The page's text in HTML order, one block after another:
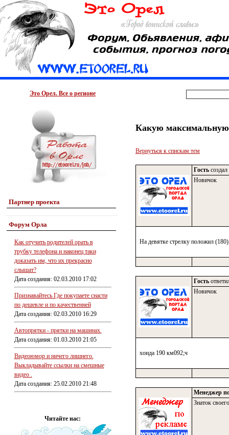
Это Орел. Все о регионе
Партнер проекта
Форум Орла
Как отучить родителей орать в
трубку телефона и наконец таки
доказать им, что их прекрасно
слышат?
Дата создания: 02.03.2010 17:02
Признавайтесь Где покупаете снасти
по дешевле и по качественней
Дата создания: 02.03.2010 16:29
Автопрятки - прятки на машинах.
Дата создания: 01.03.2010 21:05
Видеоюмор и ничего лишнего.
Выкладывайте ссылки на смешные
видео .
Дата создания: 25.02.2010 21:48
Читайте нас:
Какую максимальную
Вернуться к спискам тем
Гость
Новичок
На девятке стрелку положил
Гость
Новичок
хонда 190 км092;ч
Менеджер
Знаток